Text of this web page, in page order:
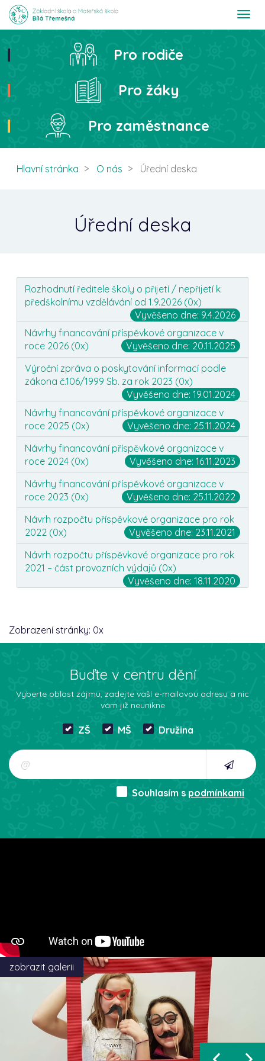
T
t
Hledat
Pro rodiče
Pro žáky
Pro zaměstnance
Hlavní stránka O nás Úřední deska
Úřední deska
Rozhodnutí ředitele školy o přijetí / nepřijetí k
předškolnímu vzdělávání od 1.9.2026 (0x)
Vyvěšeno dne: 9.4.2026
Návrhy financování příspěvkové organizace v
roce 2026 (0x)
Vyvěšeno dne: 20.11.2025
Výroční zpráva o poskytování informací podle
zákona č.106/1999 Sb. za rok 2023 (0x)
Vyvěšeno dne: 19.01.2024
Návrhy financování příspěvkové organizace v
roce 2025 (0x)
Vyvěšeno dne: 25.11.2024
Návrhy financování příspěvkové organizace v
roce 2024 (0x)
Vyvěšeno dne: 16.11.2023
Návrhy financování příspěvkové organizace v
roce 2023 (0x)
Vyvěšeno dne: 25.11.2022
Návrh rozpočtu příspěvkové organizace pro rok
2022 (0x)
Vyvěšeno dne: 23.11.2021
Návrh rozpočtu příspěvkové organizace pro rok
2021 – část provozních výdajů (0x)
Vyvěšeno dne: 18.11.2020
Zobrazení stránky: 0x
Buďte v centru dění
Vyberte oblast zájmu, zadejte vaší e-mailovou adresu a nic
vám již neunikne
ZŠ MŠ Družina
Souhlasím s podmínkami
zobrazit galerii